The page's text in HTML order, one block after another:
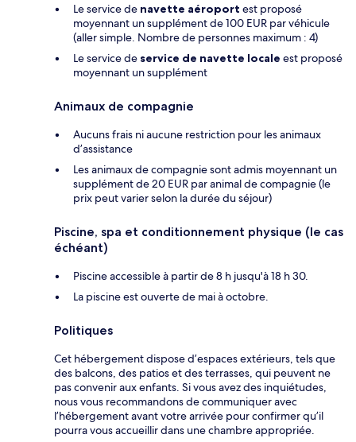
Le service de navette aéroport est proposé
moyennant un supplément de 100 EUR par véhicule
(aller simple. Nombre de personnes maximum : 4)
Le service de service de navette locale est proposé
moyennant un supplément
Animaux de compagnie
Aucuns frais ni aucune restriction pour les animaux
d’assistance
Les animaux de compagnie sont admis moyennant un
supplément de 20 EUR par animal de compagnie (le
prix peut varier selon la durée du séjour)
Piscine, spa et conditionnement physique (le cas
échéant)
Piscine accessible à partir de 8 h jusqu'à 18 h 30.
La piscine est ouverte de mai à octobre.
Politiques
Cet hébergement dispose d’espaces extérieurs, tels que
des balcons, des patios et des terrasses, qui peuvent ne
pas convenir aux enfants. Si vous avez des inquiétudes,
nous vous recommandons de communiquer avec
l’hébergement avant votre arrivée pour confirmer qu’il
pourra vous accueillir dans une chambre appropriée.